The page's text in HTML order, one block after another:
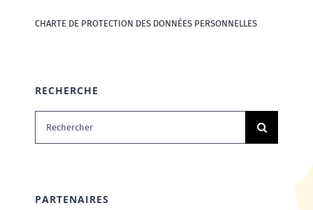
CHARTE DE PROTECTION DES DONNÉES PERSONNELLES
RECHERCHE
Rechercher:
PARTENAIRES